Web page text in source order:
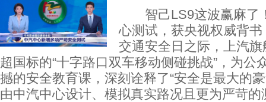
智己LS9这波赢麻了
心测试，获央视权威
交通安全日之际，上汽
超国标的“十字路口双车移动侧碰挑战”，为公
撼的安全教育课，深刻诠释了“安全是最大的
由中汽中心设计、模拟真实路况且更为严苛